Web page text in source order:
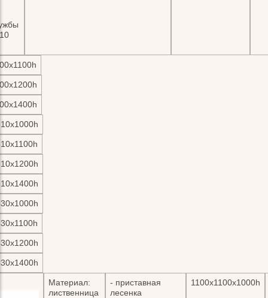
Материал:
лиственница
- приставная
лесенка
1100х1100х1000h